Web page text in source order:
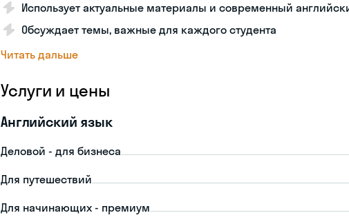
Использует актуальные материалы и современный
Обсуждает темы, важные для каждого студента
Читать дальше
Услуги и цены
Английский язык
Деловой - для бизнеса
Для путешествий
Для начинающих - премиум